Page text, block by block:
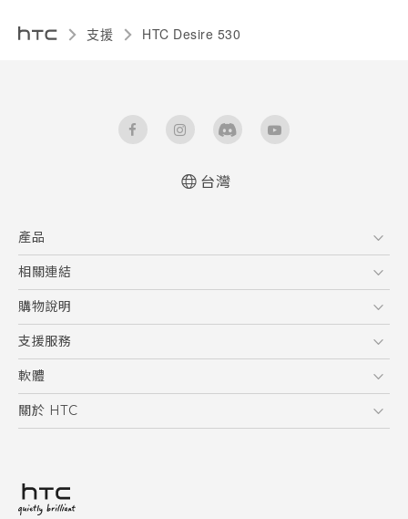
支援 HTC Desire 530‎
台灣
產品
5G
智慧型手機
配件
相關連結
HTC Research
購物說明
購物須知
訂單管理
付款方式
支援服務
到府收送維修服務
服務中心資訊
客戶服務佈告欄
軟體
應用程式
HTC Sync Manager
關於 HTC
投資人